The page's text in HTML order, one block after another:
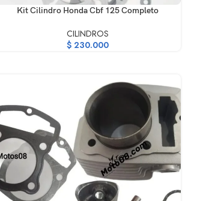
AÑADIR AL CARRITO
Kit Cilindro Honda Cbf 125 Completo
CILINDROS
$ 230.000